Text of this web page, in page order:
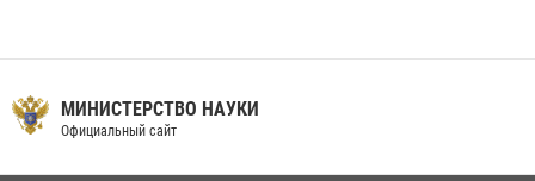
МИНИСТЕРСТВО НАУКИ
Официальный сайт